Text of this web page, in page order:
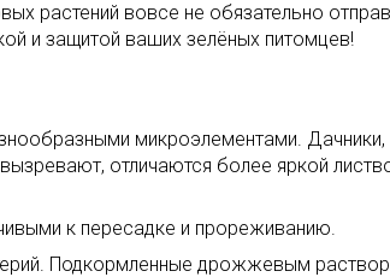
растений вовсе не обязательно
и защитой ваших зелёных питомцев!
микроэлементами.
отличаются более яркой
к пересадке и прореживанию.
Подкормленные дрожжевым